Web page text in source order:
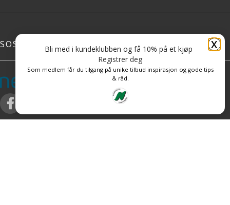
SOSIALE MEDIER X
Bli med i kundeklubben og få 10% på et kjøp
Registrer deg
Som medlem får du tilgang på unike tilbud inspirasjon og gode tips
& råd.